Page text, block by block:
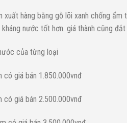
xuất hàng bằng gỗ lõi xanh chống ẩm
nước tốt hơn. giá thành cũng đắt
của từng loại
giá bán 1.850.000vnđ
giá bán 2.500.000vnđ